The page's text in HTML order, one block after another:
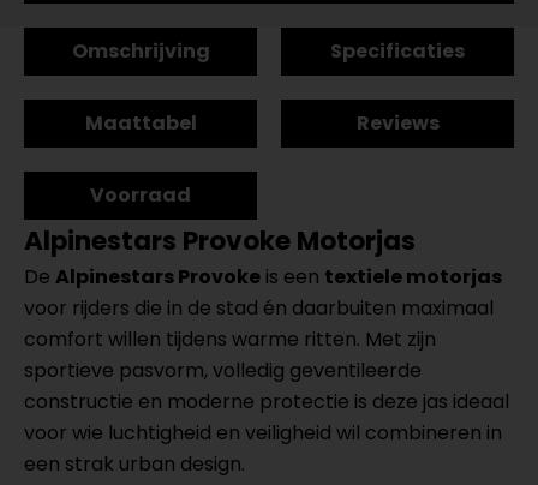
Omschrijving Specificaties
Maattabel Reviews
Voorraad
Alpinestars Provoke Motorjas
De Alpinestars Provoke is een textiele motorjas
voor rijders die in de stad én daarbuiten maximaal
comfort willen tijdens warme ritten. Met zijn
sportieve pasvorm, volledig geventileerde
constructie en moderne protectie is deze jas ideaal
voor wie luchtigheid en veiligheid wil combineren in
een strak urban design.